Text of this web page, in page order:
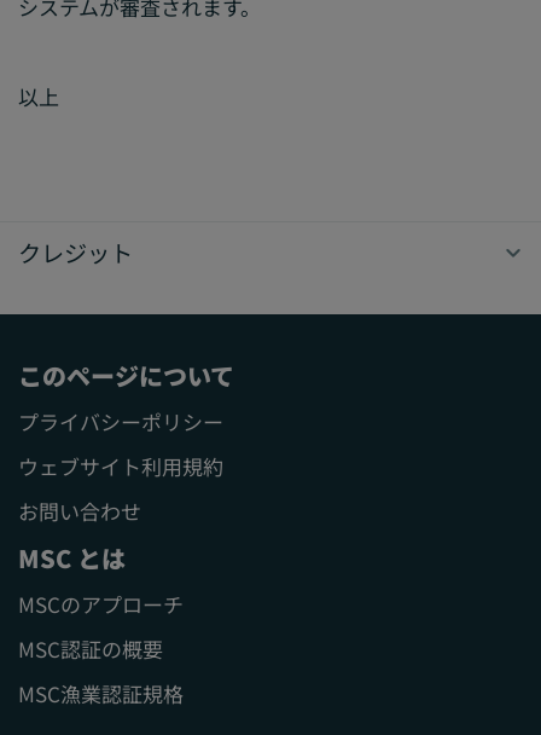
システムが審査されます。
以上
クレジット
このページについて
プライバシーポリシー
ウェブサイト利用規約
お問い合わせ
MSC とは
MSCのアプローチ
MSC認証の概要
MSC漁業認証規格